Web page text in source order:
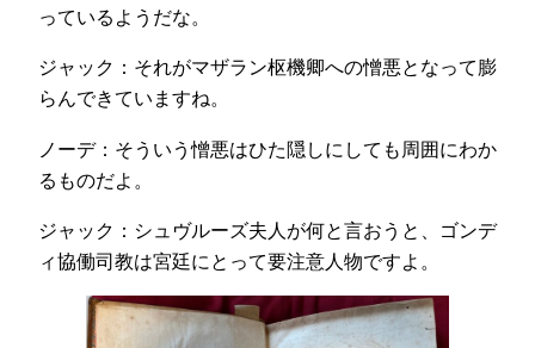
っているようだな。
ジャック：それがマザラン枢機卿への憎悪となって膨
らんできていますね。
ノーデ：そういう憎悪はひた隠しにしても周囲にわか
るものだよ。
ジャック：シュヴルーズ夫人が何と言おうと、ゴンデ
ィ協働司教は宮廷にとって要注意人物ですよ。